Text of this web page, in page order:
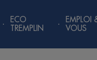
ECO
TREMPLIN
EMPLOI
VOUS